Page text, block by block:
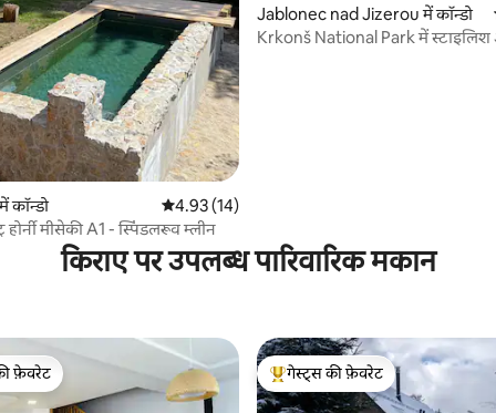
कॉन्डो औसत रेटिंग 5 में से 4.93, 14 समीक्षाएँ
4.93 (14)
होर्नी मीसेकी A1 - स्पिंडलरूव म्लीन
Jablonec nad Jizerou में कॉन्डो
Krkonš National Park में स्टाइलिश
किराए पर उपलब्ध पारिवारिक मकान
फ़ेवरेट
फ़ेवरेट
गेस्ट्स का टॉप फ़ेवरेट
गेस्ट्स की फ़ेवरेट